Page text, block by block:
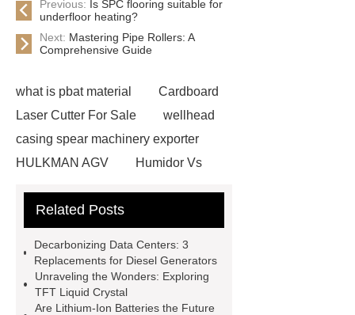
Previous: Is SPC flooring suitable for
underfloor heating?
Next: Mastering Pipe Rollers: A
Comprehensive Guide
what is pbat material
Cardboard
Laser Cutter For Sale
wellhead
casing spear machinery exporter
HULKMAN AGV
Humidor Vs
Generator
horizontal injection
injection molding machine
flow
wrap machine for sale
flow wrap
machine for sale
AMOLED and
Related Posts
Decarbonizing Data Centers: 3
Replacements for Diesel Generators
Unraveling the Wonders: Exploring
TFT Liquid Crystal
Are Lithium-Ion Batteries the Future